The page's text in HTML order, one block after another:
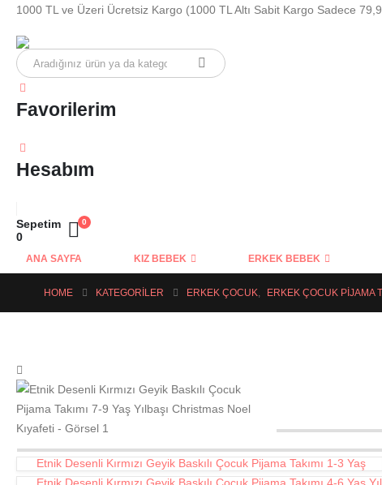
1000 TL ve Üzeri Ücretsiz Kargo (1000 TL Altı Sabit Kargo Sadece
Favorilerim
Hesabım
0
Sepetim
0
ANA SAYFA KIZ BEBEK ERKEK BEBEK
HOME KATEGORILER ERKEK ÇOCUK, ERKEK ÇOCUK PIJAMA
Etnik Desenli Kırmızı Geyik Baskılı Çocuk Pijama Takımı 1-3 Yaş